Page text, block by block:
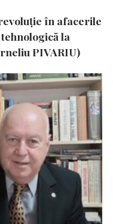
în afacerile
la
PIVARIU)